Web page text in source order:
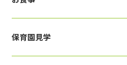
保育園見学